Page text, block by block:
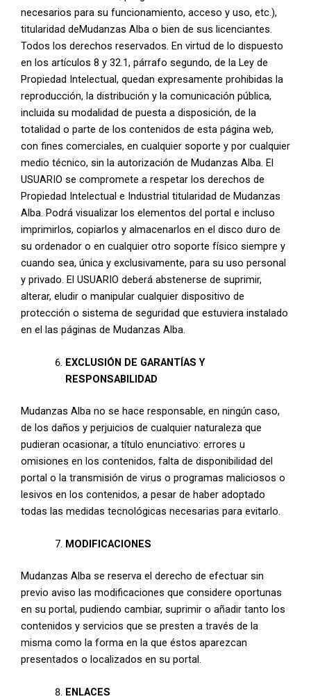
necesarios para su funcionamiento, acceso y uso, etc.),
titularidad deMudanzas Alba o bien de sus licenciantes.
Todos los derechos reservados. En virtud de lo dispuesto
en los artículos 8 y 32.1, párrafo segundo, de la Ley de
Propiedad Intelectual, quedan expresamente prohibidas la
reproducción, la distribución y la comunicación pública,
incluida su modalidad de puesta a disposición, de la
totalidad o parte de los contenidos de esta página web,
con fines comerciales, en cualquier soporte y por cualquier
medio técnico, sin la autorización de Mudanzas Alba. El
USUARIO se compromete a respetar los derechos de
Propiedad Intelectual e Industrial titularidad de Mudanzas
Alba. Podrá visualizar los elementos del portal e incluso
imprimirlos, copiarlos y almacenarlos en el disco duro de
su ordenador o en cualquier otro soporte físico siempre y
cuando sea, única y exclusivamente, para su uso personal
y privado. El USUARIO deberá abstenerse de suprimir,
alterar, eludir o manipular cualquier dispositivo de
protección o sistema de seguridad que estuviera instalado
en el las páginas de Mudanzas Alba.
EXCLUSIÓN DE GARANTÍAS Y
RESPONSABILIDAD
Mudanzas Alba no se hace responsable, en ningún caso,
de los daños y perjuicios de cualquier naturaleza que
pudieran ocasionar, a título enunciativo: errores u
omisiones en los contenidos, falta de disponibilidad del
portal o la transmisión de virus o programas maliciosos o
lesivos en los contenidos, a pesar de haber adoptado
todas las medidas tecnológicas necesarias para evitarlo.
MODIFICACIONES
Mudanzas Alba se reserva el derecho de efectuar sin
previo aviso las modificaciones que considere oportunas
en su portal, pudiendo cambiar, suprimir o añadir tanto los
contenidos y servicios que se presten a través de la
misma como la forma en la que éstos aparezcan
presentados o localizados en su portal.
ENLACES